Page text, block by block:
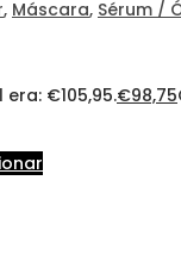
, Máscara, Sérum /
€105,95.€98,75